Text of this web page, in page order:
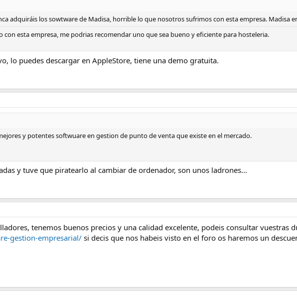
adquiráis los sowtware de Madisa, horrible lo que nosotros sufrimos con esta empresa. Madisa
con esta empresa, me podrias recomendar uno que sea bueno y eficiente para hosteleria.
lo puedes descargar en AppleStore, tiene una demo gratuita.
y potentes softwuare en gestion de punto de venta que existe en el mercado.
y tuve que piratearlo al cambiar de ordenador, son unos ladrones...
tenemos buenos precios y una calidad excelente, podeis consultar vuestras
gestion-empresarial/si decis que nos habeis visto en el foro os haremos un